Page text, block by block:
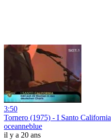
3:50
Tornero (1975) - I Santo California
oceanneblue
il y a 20 ans